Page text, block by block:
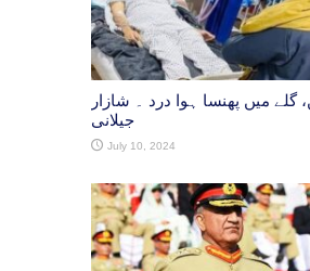
گلے میں پھنسا ہوا درد ۔ شازار
جیلانی
July 10, 2024